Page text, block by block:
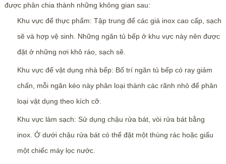
được phân chia thành những không gian sau:
Khu vực để thực phẩm: Tập trung để các giá inox cao cấp, sạch
sẽ và hợp vệ sinh. Những ngăn tủ bếp ở khu vực này nên được
đặt ở những nơi khô ráo, sạch sẽ.
Khu vực để vật dụng nhà bếp: Bố trí ngăn tủ bếp có ray giảm
chấn, mỗi ngăn kéo này phân loại thành các rãnh nhỏ để phân
loại vật dụng theo kích cỡ.
Khu vực làm sạch: Sử dụng chậu rửa bát, vòi rửa bát bằng
inox. Ở dưới chậu rửa bát có thể đặt một thùng rác hoặc giấu
một chiếc máy lọc nước.